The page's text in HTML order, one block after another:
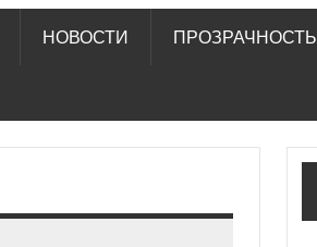
НОВОСТИ ПРОЗРАЧНОСТЬ